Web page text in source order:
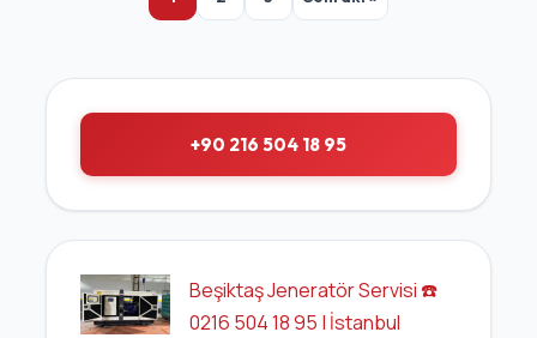
+90 216 504 18 95
Beşiktaş Jeneratör Servisi ☎️
0216 504 18 95 | İstanbul